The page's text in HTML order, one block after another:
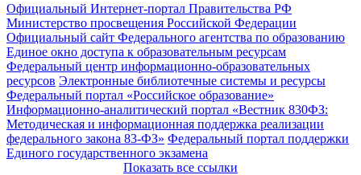
Официальный Интернет-портал Правительства РФ
Министерство просвещения Российской Федерации
Официальный сайт Федерального агентства по образованию
Единое окно доступа к образовательным ресурсам
Федеральный центр информационно-образовательных
ресурсов Электронные библиотечные системы и ресурсы
Федеральный портал «Российское образование»
Информационно-аналитический портал «Вестник 830ФЗ:
Методическая и информационная поддержка реализации
федерального закона 83-ФЗ» Федеральный портал поддержки
Единого государственного экзамена
Показать все ссылки